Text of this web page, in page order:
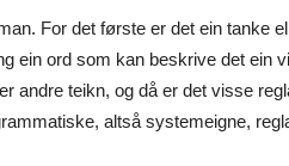
For det første er det ein tanke
ein ord som kan beskrive det ein
andre teikn, og då er det visse
altså systemeigne,